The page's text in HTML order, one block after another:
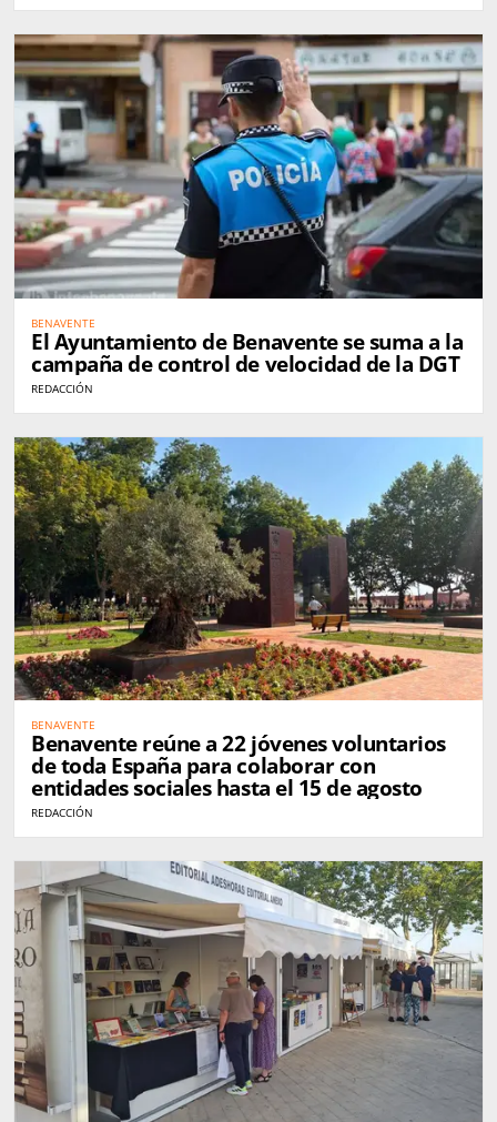
BENAVENTE
El Ayuntamiento de Benavente se suma a la
campaña de control de velocidad de la DGT
REDACCIÓN
BENAVENTE
Benavente reúne a 22 jóvenes voluntarios
de toda España para colaborar con
entidades sociales hasta el 15 de agosto
REDACCIÓN